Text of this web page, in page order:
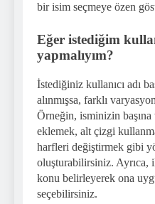
bir isim seçmeye özen
Eğer istediğim
yapmalıyım?
İstediğiniz kullanıcı adı
alınmışsa, farklı
Örneğin, isminizin
eklemek, alt çizgi
harfleri değiştirmek gibi
oluşturabilirsiniz. Ayrıca,
konu belirleyerek ona
seçebilirsiniz.